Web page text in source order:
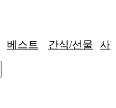
베스트 간식/선물 사